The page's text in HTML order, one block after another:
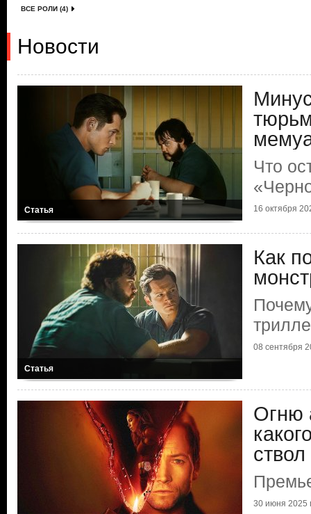
ВСЕ РОЛИ (4)
Новости
Статья
Что
16 октября
Статья
Как
08 сентября
Огню
ствол
30 июня 2025